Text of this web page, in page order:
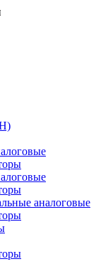
аналоговые